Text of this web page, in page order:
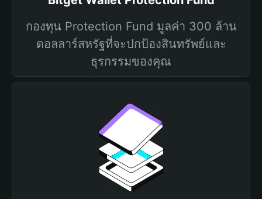
กองทุน Protection Fund มูลค่า 300 ล้าน
ดอลลาร์สหรัฐที่จะปกป้องสินทรัพย์และ
ธุรกรรมของคุณ